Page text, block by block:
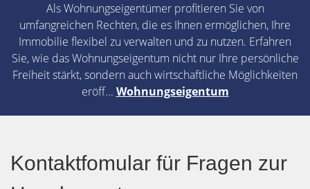
Als Wohnungseigentümer profitieren Sie von
umfangreichen Rechten, die es Ihnen ermöglichen, Ihre
Immobilie flexibel zu verwalten und zu nutzen. Erfahren
Sie, wie das Wohnungseigentum nicht nur Ihre persönliche
Freiheit stärkt, sondern auch wirtschaftliche Möglichkeiten
eröff... Wohnungseigentum
Kontaktfomular für Fragen zur